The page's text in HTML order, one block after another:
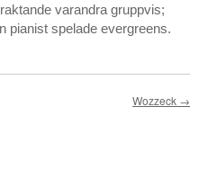
varandra gruppvis;
pianist spelade evergreens.
Wozzeck →